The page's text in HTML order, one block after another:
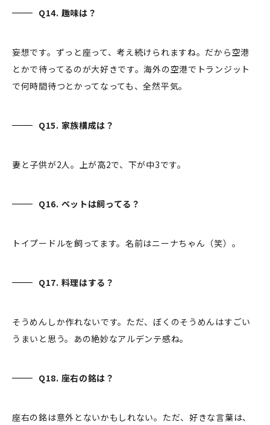
Q14. 趣味は？
妄想です。ずっと座って、考え続けられますね。だから空港
とかで待ってるのが大好きです。海外の空港でトランジット
で何時間待つとかってなっても、全然平気。
Q15. 家族構成は？
妻と子供が2人。上が高2で、下が中3です。
Q16. ペットは飼ってる？
トイプードルを飼ってます。名前はニーナちゃん（笑）。
Q17. 料理はする？
そうめんしか作れないです。ただ、ぼくのそうめんはすごい
うまいと思う。あの絶妙なアルデンテ感ね。
Q18. 座右の銘は？
座右の銘は意外とないかもしれない。ただ、好きな言葉は、